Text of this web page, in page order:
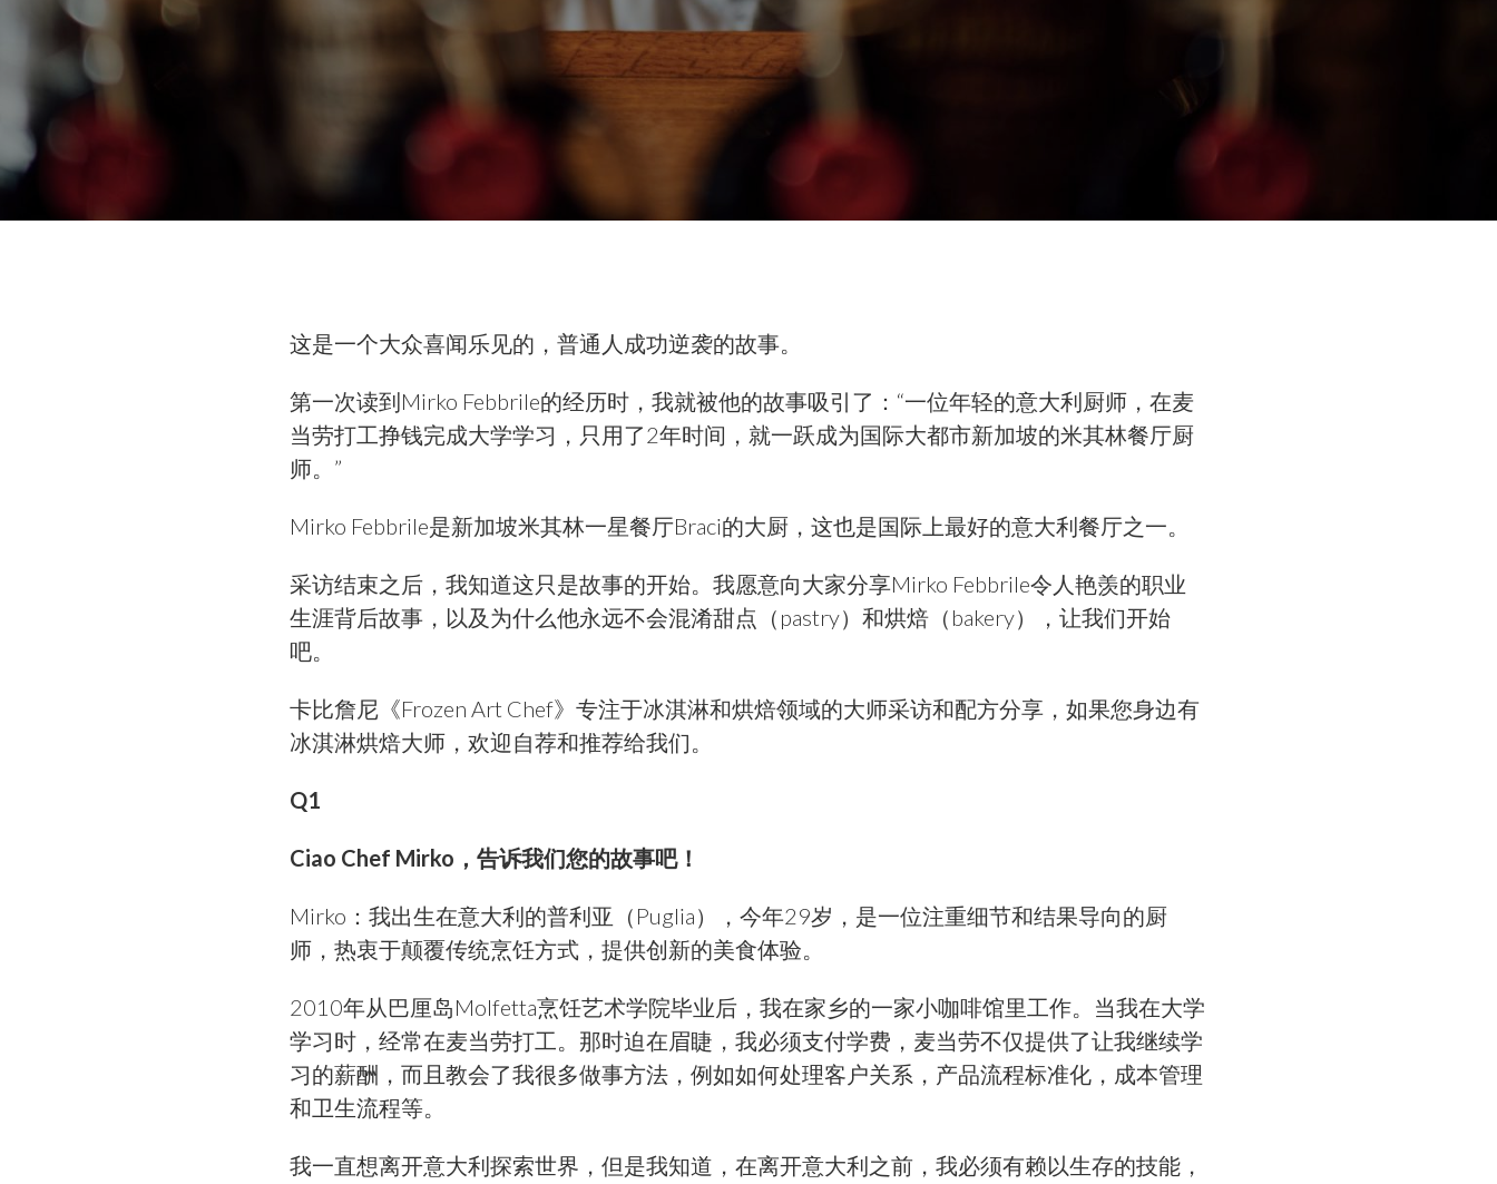
这是一个大众喜闻乐见的，普通人成功逆袭的故事。
第一次读到Mirko Febbrile的经历时，我就被他的故事吸引了：“一位年轻的意大利厨师，在麦
当劳打工挣钱完成大学学习，只用了2年时间，就一跃成为国际大都市新加坡的米其林餐厅厨
师。”
Mirko Febbrile是新加坡米其林一星餐厅Braci的大厨，这也是国际上最好的意大利餐厅之一。
采访结束之后，我知道这只是故事的开始。我愿意向大家分享Mirko Febbrile令人艳羡的职业
生涯背后故事，以及为什么他永远不会混淆甜点（pastry）和烘焙（bakery），让我们开始
吧。
卡比詹尼《Frozen Art Chef》专注于冰淇淋和烘焙领域的大师采访和配方分享，如果您身边有
冰淇淋烘焙大师，欢迎自荐和推荐给我们。
Q1
Ciao Chef Mirko ，告诉我们您的故事吧！
Mirko：我出生在意大利的普利亚（Puglia），今年29岁，是一位注重细节和结果导向的厨
师，热衷于颠覆传统烹饪方式，提供创新的美食体验。
2010年从巴厘岛Molfetta烹饪艺术学院毕业后，我在家乡的一家小咖啡馆里工作。当我在大学
学习时，经常在麦当劳打工。那时迫在眉睫，我必须支付学费，麦当劳不仅提供了让我继续学
习的薪酬，而且教会了我很多做事方法，例如如何处理客户关系，产品流程标准化，成本管理
和卫生流程等。
我一直想离开意大利探索世界，但是我知道，在离开意大利之前，我必须有赖以生存的技能，